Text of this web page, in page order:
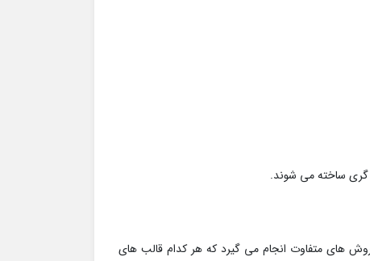
ساخته می شوند.
های متفاوت انجام می گیرد که هر کدام قالب های